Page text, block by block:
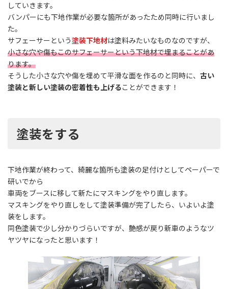
していきます。
バンパーにも下地作業が必要な箇所があったため同時に行いまし
た。
サフェーサーという塗装下地材は塗料みたいなものなのですが、
小さな穴や傷もこのサフェーサーという下地材で埋まることがあ
ります。
そうした小さな穴や傷を埋めて平滑な面を作るのと同時に、 古い
塗装と新しい塗装の密着性も上げることができます！
塗装をする
下地作業が終わって、綺麗な箇所も塗装の足付けとしてペーパーで
研いでから
車両をブースに移して新たにマスキングをやり直します。
マスキングをやり直しをして塗装準備が完了したら、いよいよ塗
装をします。
同色塗装で少し分かりづらいですが、艶感が戻り新車のようなツ
ヤツヤになったと思います！